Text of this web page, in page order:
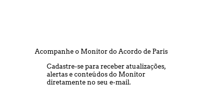
Acompanhe o Monitor do Acordo de Paris
Cadastre-se para receber atualizações,
alertas e conteúdos do Monitor
diretamente no seu e-mail.